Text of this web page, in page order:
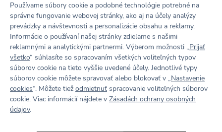
STRIH
LUCCA
Zdvihnúť a zaguľatiť.
Používame súbory cookie a podobné technológie potrebné na
správne fungovanie webovej stránky, ako aj na účely analýzy
prevádzky a návštevnosti a personalizácie obsahu a reklamy.
Informácie o používaní našej stránky zdieľame s našimi
reklamnými a analytickými partnermi. Výberom možnosti „Prijať
všetko“ súhlasíte so spracovaním všetkých voliteľných typov
súborov cookie na tieto vyššie uvedené účely. Jednotlivé typy
súborov cookie môžete spravovať alebo blokovať v „Nastavenie
cookies“. Môžete tiež odmietnuť spracovanie voliteľných súborov
cookie. Viac informácií nájdete v Zásadách ochrany osobných
údajov.